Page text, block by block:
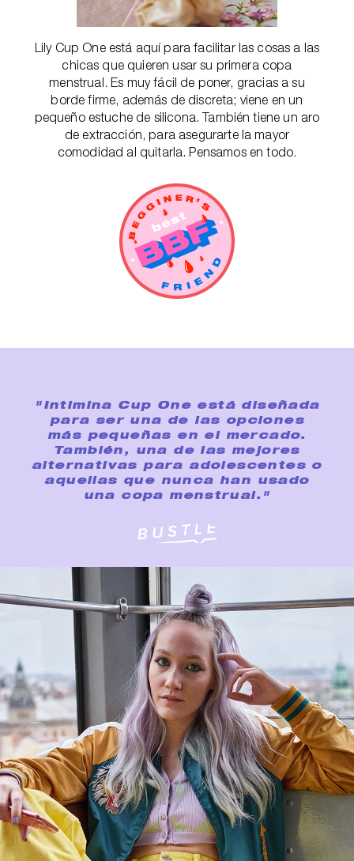
Lily Cup One está aquí para facilitar las cosas a las
chicas que quieren usar su primera copa
menstrual. Es muy fácil de poner, gracias a su
borde firme, además de discreta; viene en un
pequeño estuche de silicona. También tiene un aro
de extracción, para asegurarte la mayor
comodidad al quitarla. Pensamos en todo.
"Intimina Cup One está diseñada
para ser una de las opciones
más pequeñas en el mercado.
También, una de las mejores
alternativas para adolescentes o
aquellas que nunca han usado
una copa menstrual."